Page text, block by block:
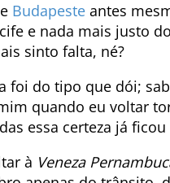
Budapeste antes
e nada mais justo
sinto falta, né?
foi do tipo que dói;
quando eu voltar
essa certeza já
à Veneza